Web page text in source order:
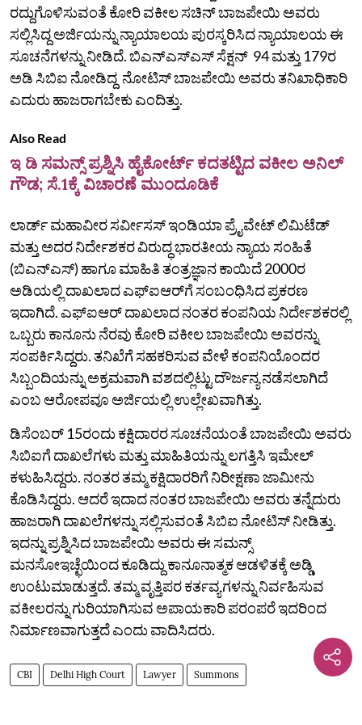
ರದ್ದುಗೊಳಿಸುವಂತೆ ಕೋರಿ ವಕೀಲ ಸಚಿನ್ ಬಾಜಪೇಯಿ ಅವರು
ಸಲ್ಲಿಸಿದ್ದ ಅರ್ಜಿಯನ್ನು ನ್ಯಾಯಾಲಯ ಪುರಸ್ಕರಿಸಿದ ನ್ಯಾಯಾಲಯ ಈ
ಸೂಚನೆಗಳನ್ನು ನೀಡಿದೆ. ಬಿಎನ್‌ಎಸ್‌ಎಸ್‌ ಸೆಕ್ಷನ್‌ 94 ಮತ್ತು 179ರ
ಅಡಿ ಸಿಬಿಐ ನೋಡಿದ್ದ ನೋಟಿಸ್‌ ಬಾಜಪೇಯಿ ಅವರು ತನಿಖಾಧಿಕಾರಿ
ಎದುರು ಹಾಜರಾಗಬೇಕು ಎಂದಿತ್ತು.
Also Read
ಇ ಡಿ ಸಮನ್ಸ್‌ ಪ್ರಶ್ನಿಸಿ ಹೈಕೋರ್ಟ್‌ ಕದತಟ್ಟಿದ ವಕೀಲ ಅನಿಲ್‌
ಗೌಡ; ಸೆ.1ಕ್ಕೆ ವಿಚಾರಣೆ ಮುಂದೂಡಿಕೆ
ಲಾರ್ಡ್ ಮಹಾವೀರ ಸರ್ವೀಸಸ್ ಇಂಡಿಯಾ ಪ್ರೈವೇಟ್ ಲಿಮಿಟೆಡ್
ಮತ್ತು ಅದರ ನಿರ್ದೇಶಕರ ವಿರುದ್ಧ ಭಾರತೀಯ ನ್ಯಾಯ ಸಂಹಿತೆ
(ಬಿಎನ್‌ಎಸ್) ಹಾಗೂ ಮಾಹಿತಿ ತಂತ್ರಜ್ಞಾನ ಕಾಯಿದೆ 2000ರ
ಅಡಿಯಲ್ಲಿ ದಾಖಲಾದ ಎಫ್‌ಐಆರ್‌ಗೆ ಸಂಬಂಧಿಸಿದ ಪ್ರಕರಣ
ಇದಾಗಿದೆ. ಎಫ್‌ಐಆರ್ ದಾಖಲಾದ ನಂತರ ಕಂಪನಿಯ ನಿರ್ದೇಶಕರಲ್ಲಿ
ಒಬ್ಬರು ಕಾನೂನು ನೆರವು ಕೋರಿ ವಕೀಲ ಬಾಜಪೇಯಿ ಅವರನ್ನು
ಸಂಪರ್ಕಿಸಿದ್ದರು. ತನಿಖೆಗೆ ಸಹಕರಿಸುವ ವೇಳೆ ಕಂಪನಿಯೊಂದರ
ಸಿಬ್ಬಂದಿಯನ್ನು ಅಕ್ರಮವಾಗಿ ವಶದಲ್ಲಿಟ್ಟು ದೌರ್ಜನ್ಯ ನಡೆಸಲಾಗಿದೆ
ಎಂಬ ಆರೋಪವೂ ಅರ್ಜಿಯಲ್ಲಿ ಉಲ್ಲೇಖವಾಗಿತ್ತು.
ಡಿಸೆಂಬರ್ 15ರಂದು ಕಕ್ಷಿದಾರರ ಸೂಚನೆಯಂತೆ ಬಾಜಪೇಯಿ ಅವರು
ಸಿಬಿಐಗೆ ದಾಖಲೆಗಳು ಮತ್ತು ಮಾಹಿತಿಯನ್ನು ಲಗತ್ತಿಸಿ ಇಮೇಲ್
ಕಳುಹಿಸಿದ್ದರು. ನಂತರ ತಮ್ಮ ಕಕ್ಷಿದಾರರಿಗೆ ನಿರೀಕ್ಷಣಾ ಜಾಮೀನು
ಕೊಡಿಸಿದ್ದರು. ಆದರೆ ಇದಾದ ನಂತರ ಬಾಜಪೇಯಿ ಅವರು ತನ್ನೆದುರು
ಹಾಜರಾಗಿ ದಾಖಲೆಗಳನ್ನು ಸಲ್ಲಿಸುವಂತೆ ಸಿಬಿಐ ನೋಟಿಸ್ ನೀಡಿತ್ತು.
ಇದನ್ನು ಪ್ರಶ್ನಿಸಿದ ಬಾಜಪೇಯಿ ಅವರು ಈ ಸಮನ್ಸ್
ಮನಸೋಇಚ್ಛೆಯಿಂದ ಕೂಡಿದ್ದು ಕಾನೂನಾತ್ಮಕ ಆಡಳಿತಕ್ಕೆ ಅಡ್ಡಿ
ಉಂಟುಮಾಡುತ್ತದೆ. ತಮ್ಮ ವೃತ್ತಿಪರ ಕರ್ತವ್ಯಗಳನ್ನು ನಿರ್ವಹಿಸುವ
ವಕೀಲರನ್ನು ಗುರಿಯಾಗಿಸುವ ಅಪಾಯಕಾರಿ ಪರಂಪರೆ ಇದರಿಂದ
ನಿರ್ಮಾಣವಾಗುತ್ತದೆ ಎಂದು ವಾದಿಸಿದರು.
CBI Delhi High Court Lawyer Summons